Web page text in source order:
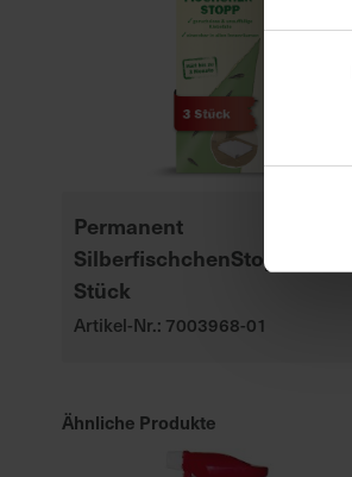
Permanent
SilberfischchenStopp 3
Stück
Artikel-Nr.: 7003968-01
Ähnliche Produkte